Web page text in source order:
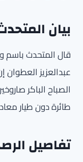
بيان
قال المتحدث باسم
عبدالعزيز
الصباح الباكر
طائرة دون طيار
تفاصيل